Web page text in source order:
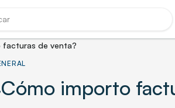
facturas de venta?
importo